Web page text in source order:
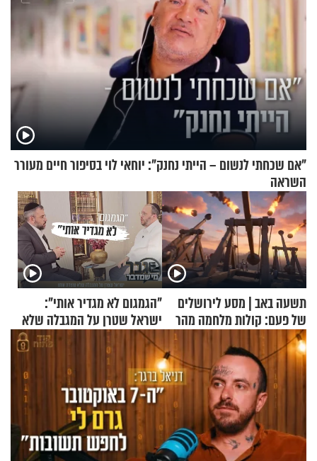
"אם שכחתי לנשום – הייתי נחנק": יוחאי לוי בסיפור חיים מעורר
השראה
תשעה באב | מסע לירושלים
של פעם: קולות מלחמה מהר
הזיתים
"הגמגום לא מגדיר אותי":
ישראל שטרן על המגבלה שלא
עוצרת אותו